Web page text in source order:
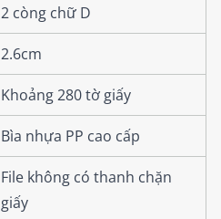
2 còng chữ D
2.6cm
Khoảng 280 tờ giấy
Bìa nhựa PP cao cấp
File không có thanh chặn
giấy